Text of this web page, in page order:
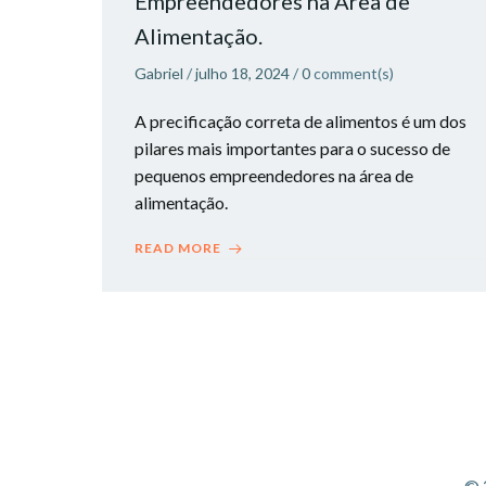
Alimentação.
Gabriel /julho 18, 2024/0comment(s)
A precificação correta de alimentos é um dos
pilares mais importantes para o sucesso de
pequenos empreendedores na área de
alimentação.
READ MORE